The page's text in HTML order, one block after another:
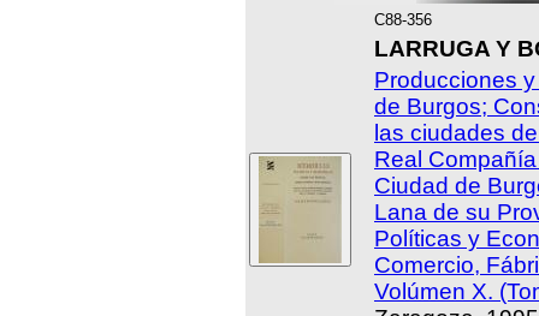
C88-356
LARRUGA Y
Producciones
de Burgos;
las ciudades
Real
Ciudad de
Lana de su
Políticas y
Comercio,
Volúmen X.